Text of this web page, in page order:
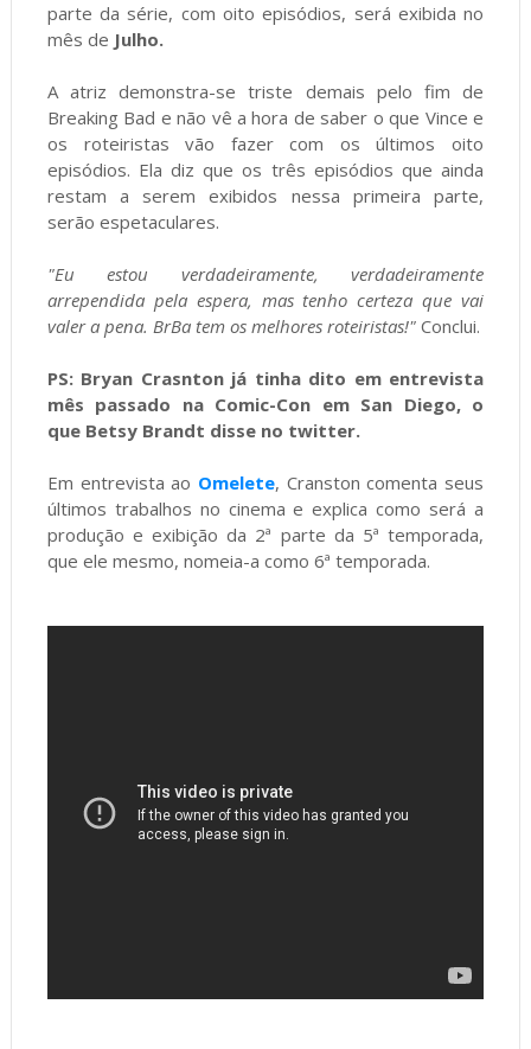
parte da série, com oito episódios, será exibida no
mês de Julho.
A atriz demonstra-se triste demais pelo fim de
Breaking Bad e não vê a hora de saber o que Vince e
os roteiristas vão fazer com os últimos oito
episódios. Ela diz que os três episódios que ainda
restam a serem exibidos nessa primeira parte,
serão espetaculares.
"Eu estou verdadeiramente, verdadeiramente
arrependida pela espera, mas tenho certeza que vai
valer a pena. BrBa tem os melhores roteiristas!" Conclui.
PS: Bryan Crasnton já tinha dito em entrevista
mês passado na Comic-Con em San Diego, o
que Betsy Brandt disse no twitter.
Em entrevista ao Omelete, Cranston comenta seus
últimos trabalhos no cinema e explica como será a
produção e exibição da 2ª parte da 5ª temporada,
que ele mesmo, nomeia-a como 6ª temporada.